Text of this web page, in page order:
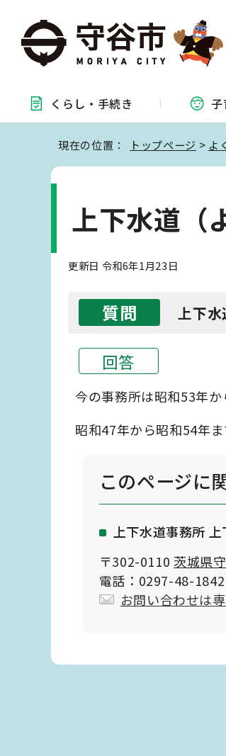
くらし・ 手続き 子
現在の位置： トップページ > よ
上下水道（
更新日 令和6年1月23日
質問 上下水
回答
今の事務所は昭和53年
昭和47年から昭和54年
このページに
上下水道事務所
〒302-0110 茨城県
電話：0297-48-
お問い合わせは